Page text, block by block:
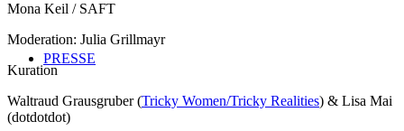
PRESSE
Mona Keil / SAFT
Moderation: Julia Grillmayr
Kuration
Waltraud Grausgruber (Tricky Women/Tricky Realities) & Lisa Mai
(dotdotdot)